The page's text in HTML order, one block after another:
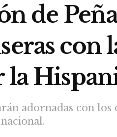
de
con
la
adornadas con